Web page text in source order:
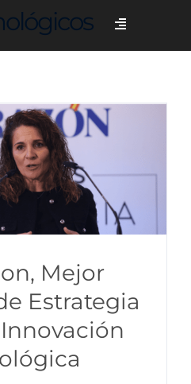
Toggle
Quiénes somos
Casos de éxito
Mejor
Estrategia